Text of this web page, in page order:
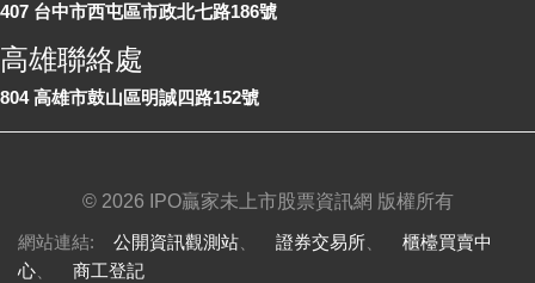
407 台中市西屯區市政北七路186號
高雄聯絡處
804 高雄市鼓山區明誠四路152號
© 2026 IPO贏家未上市股票資訊網 版權所有
網站連結: 公開資訊觀測站、 證券交易所、 櫃檯買賣中
心、 商工登記